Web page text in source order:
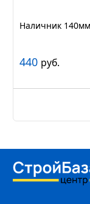
Наличник 140мм
440 руб.